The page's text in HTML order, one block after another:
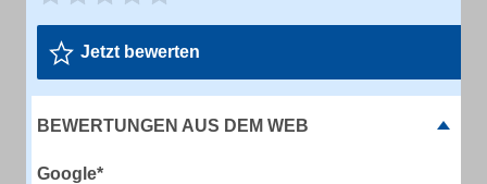
Jetzt bewerten
BEWERTUNGEN AUS DEM WEB
Google*